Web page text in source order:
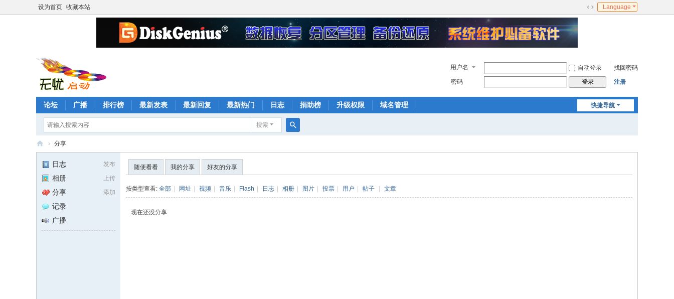
设为首页 收藏本站
切
Language
用户名 自动登录
找回密码
密码
登录 注册
快捷导航
论坛 广播 排行榜 最新发表 最新回复 最新热门 日志 捐助榜 升级权限 域名管理
搜索
索
坛
› 分享
发布
日志
上传
相册
添加
分享
记录
广播
随便看看 我的分享 好友的分享
按类型查看: 全部 网址 视频 音乐 Flash 日志 相册 图片 投票 用户 帖子 文章
现在还没分享